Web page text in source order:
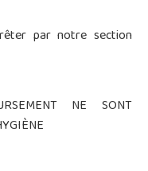
par notre section
NE SONT